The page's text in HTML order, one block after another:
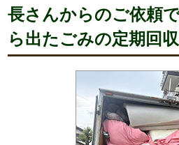
長さんからのご依頼
ら出たごみの定期回